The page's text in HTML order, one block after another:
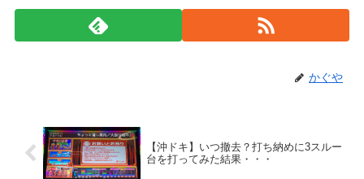
かぐや
【沖ドキ】いつ撤去？打ち納めに3スルー
台を打ってみた結果・・・